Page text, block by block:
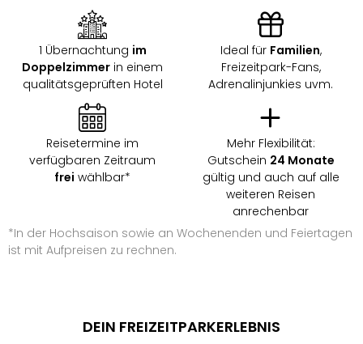
1 Übernachtung im
Doppelzimmer in einem
qualitätsgeprüften Hotel
Ideal für Familien,
Freizeitpark-Fans,
Adrenalinjunkies uvm.
Reisetermine im
verfügbaren Zeitraum
frei wählbar*
Mehr Flexibilität:
Gutschein 24 Monate
gültig und auch auf alle
weiteren Reisen
anrechenbar
*In der Hochsaison sowie an Wochenenden und Feiertagen
ist mit Aufpreisen zu rechnen.
DEIN FREIZEITPARKERLEBNIS